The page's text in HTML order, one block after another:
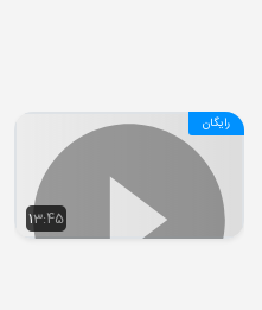
13:45
رایگان